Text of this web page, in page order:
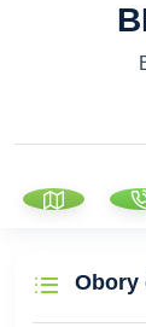
Obory